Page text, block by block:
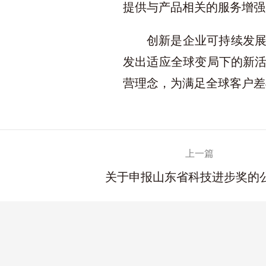
提供与产品相关的服务增
创新是企业可持续发
发出适应全球变局下的新
营理念，为满足全球客户
上一篇
关于申报山东省科技进步奖的